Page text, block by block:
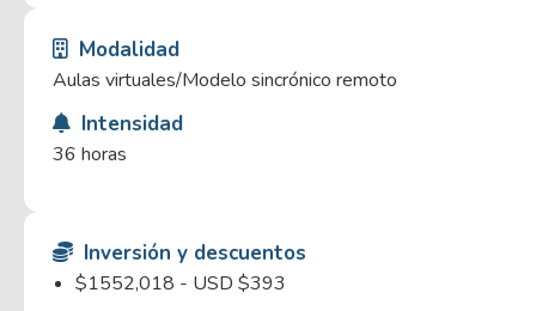
Modalidad
Aulas virtuales/Modelo sincrónico remoto
Intensidad
36 horas
Inversión y descuentos
$1552,018 - USD $393